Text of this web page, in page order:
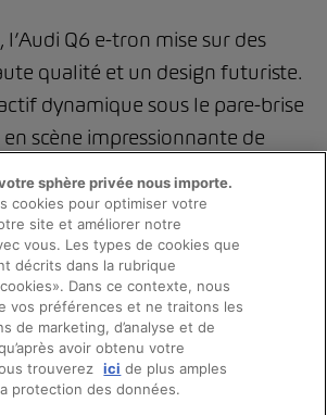
l’Audi Q6 e-tron mise sur des
qualité et un design futuriste.
dynamique sous le pare-brise
scène impressionnante de
le véhicule offre un son 3D
dans les appuie-tête qui créent
personnelles et permettent de
discrétion.
est non seulement
Prendre rendez-vous
Essai sur route
sphère privée nous importe.
cookies pour optimiser votre
site et améliorer notre
vous. Les types de cookies que
décrits dans la rubrique
Dans ce contexte, nous
vos préférences et ne traitons les
de marketing, d’analyse et de
avoir obtenu votre
trouverez ici de plus amples
protection des données.